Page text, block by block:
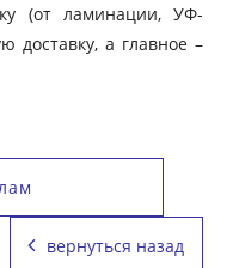
(от ламинации, УФ-
доставку, а главное –
вернуться назад